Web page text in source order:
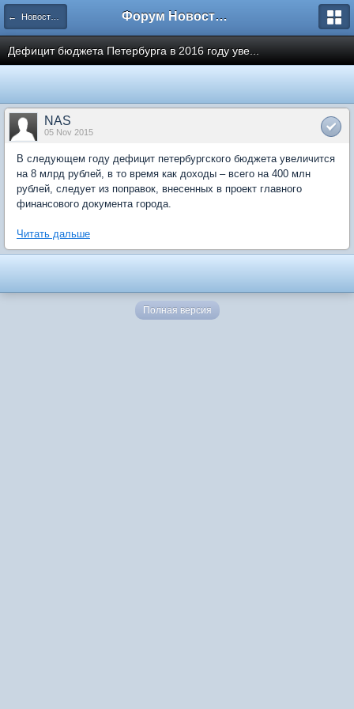
← Новости рынка недвижимости Форум Новостройки
Дефицит бюджета Петербурга в 2016 году уве...
NAS
05 Nov 2015
В следующем году дефицит петербургского бюджета увеличится
на 8 млрд рублей, в то время как доходы – всего на 400 млн
рублей, следует из поправок, внесенных в проект главного
финансового документа города.
Читать дальше
Полная версия